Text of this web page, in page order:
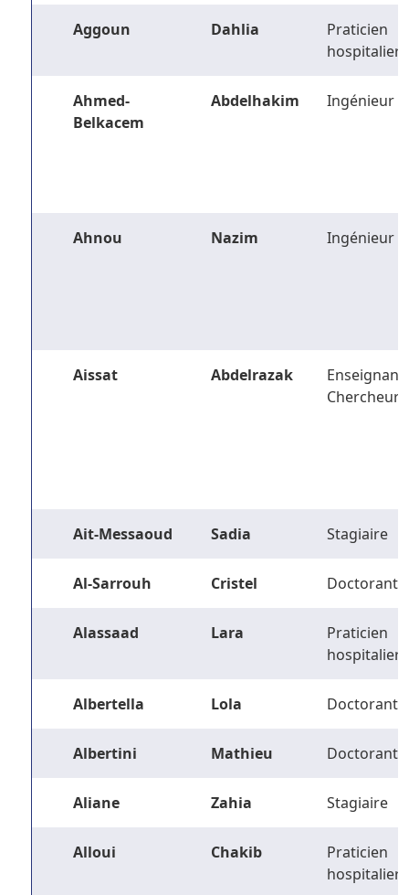
Aggoun Dahlia
Praticien
hospitalier
Ahmed-
Belkacem
Abdelhakim Ingénieur
Ahnou Nazim Ingénieur
Aissat Abdelrazak
Enseignant-
Chercheur
Ait-Messaoud Sadia Stagiaire
Al-Sarrouh Cristel Doctorant
Alassaad Lara
Praticien
hospitalier
Albertella Lola Doctorant
Albertini Mathieu Doctorant
Aliane Zahia Stagiaire
Alloui Chakib
Praticien
hospitalier